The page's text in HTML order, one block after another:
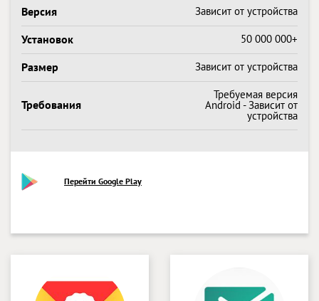
Версия Зависит от устройства
Установок 50 000 000+
Размер Зависит от устройства
Требования
Требуемая версия
Android - Зависит от
устройства
Перейти Google Play